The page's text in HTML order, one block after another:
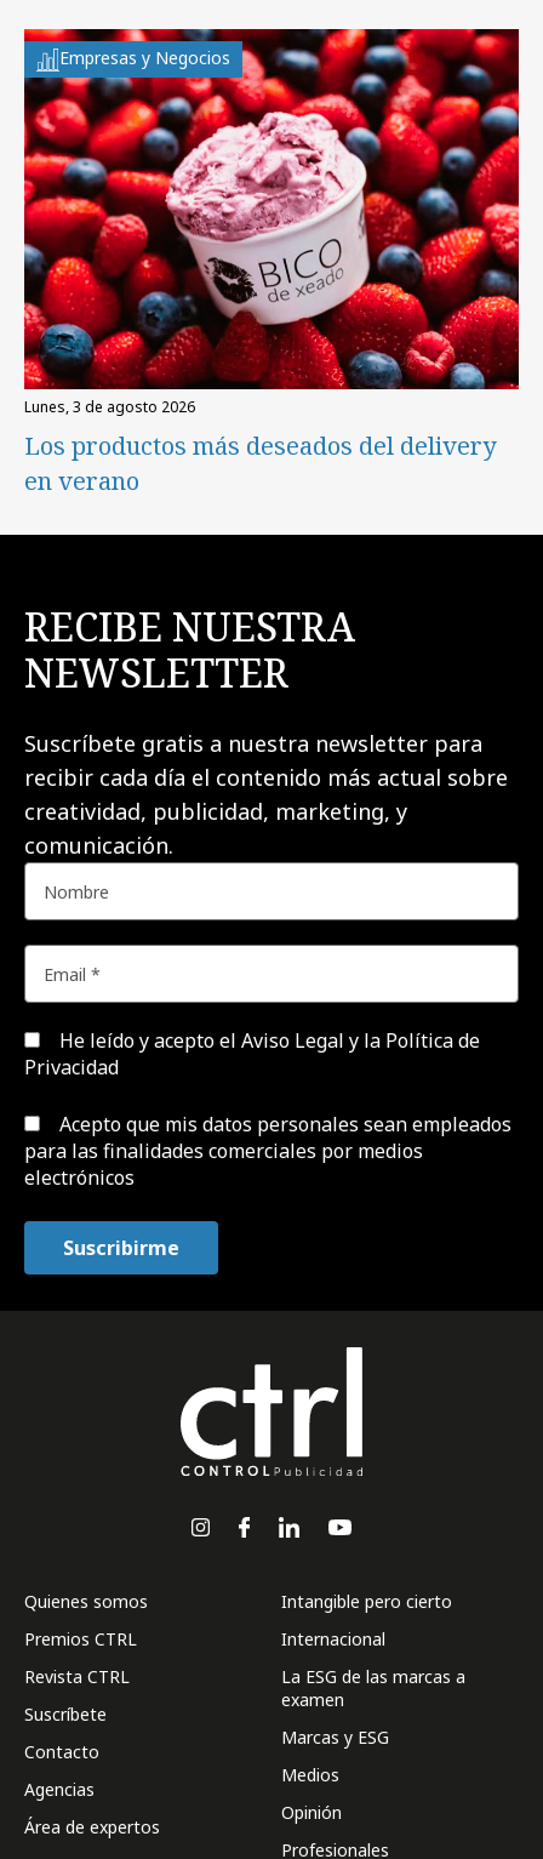
Empresas y Negocios
lunes, 3 de agosto 2026
Los productos más deseados del delivery
en verano
RECIBE NUESTRA
NEWSLETTER
Suscríbete gratis a nuestra newsletter para
recibir cada día el contenido más actual sobre
creatividad, publicidad, marketing, y
comunicación.
He leído y acepto el Aviso Legal y la Política de
Privacidad
Acepto que mis datos personales sean empleados
para las finalidades comerciales por medios
electrónicos
Quienes somos
Premios CTRL
Revista CTRL
Suscríbete
Contacto
Agencias
Área de expertos
Intangible pero cierto
Internacional
La ESG de las marcas a
examen
Marcas y ESG
Medios
Opinión
Profesionales